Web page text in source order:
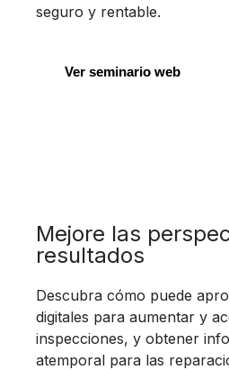
seguro y rentable.
Ver seminario web
Mejore las
resultados
Descubra cómo puede
digitales para aumentar y
inspecciones, y obtener
atemporal para las